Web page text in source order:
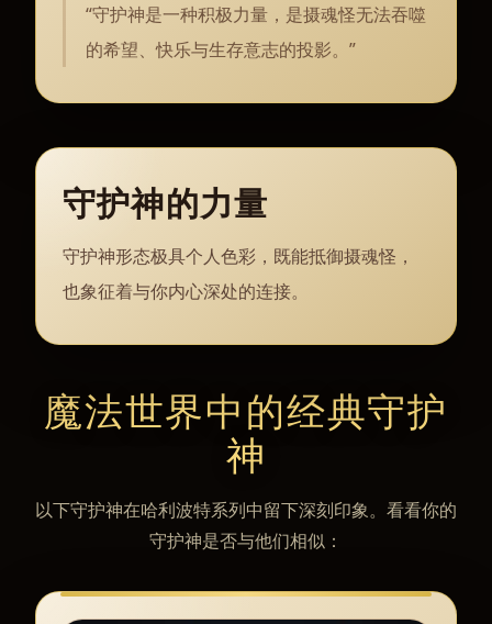
“守护神是一种积极力量，是摄魂怪无法吞噬
的希望、快乐与生存意志的投影。 ”
守护神的力量
守护神形态极具个人色彩，既能抵御摄魂怪，
也象征着与你内心深处的连接。
魔法世界中的经典守护
神
以下守护神在哈利波特系列中留下深刻印象。看看你的
守护神是否与他们相似：